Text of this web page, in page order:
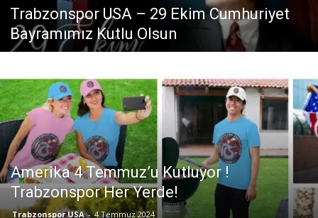
Trabzonspor USA – 29 Ekim Cumhuriyet
Bayramımız Kutlu Olsun
Amerika 4 Temmuz’u Kutluyor !
Trabzonspor Her Yerde!
Trabzonspor USA - 4 Temmuz 2024